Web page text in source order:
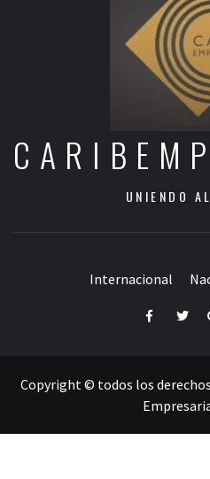
UNIENDO
Internacional
Facebook
Copyright © todos los